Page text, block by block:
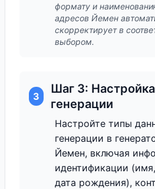
формату и
адресов Йемен
скорректирует в
выбором.
3
Шаг 3:
генерации
Настройте типы
генерации в
Йемен, включая
идентификации
дата рождения),